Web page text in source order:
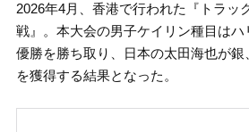
2026年4月、香港で行われた『トラッ
戦』。本大会の男子ケイリン種目は
優勝を勝ち取り、日本の太田海也が
を獲得する結果となった。